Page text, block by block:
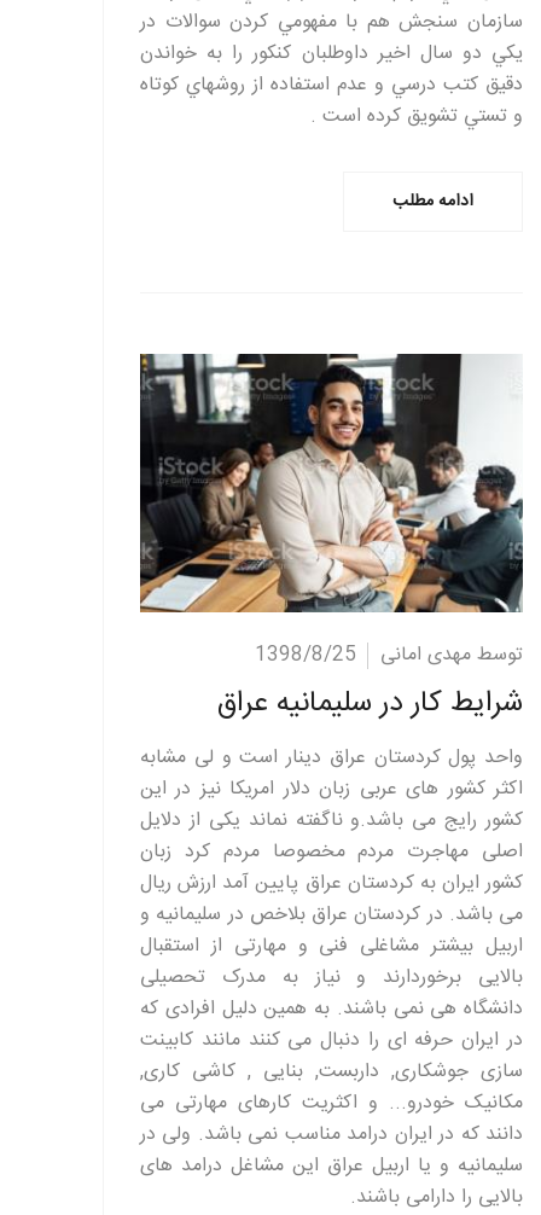
سازمان سنجش هم با مفهومي كردن سوالات در
يكي دو سال اخير داوطلبان كنكور را به خواندن
دقيق كتب درسي و عدم استفاده از روشهاي كوتاه
و تستي تشويق كرده است .
ادامه مطلب
ادامه مطلب توسط مهدی امانی 1398/8/25
شرایط کار در سلیمانیه عراق
واحد پول کردستان عراق دینار است و لی مشابه
اکثر کشور های عربی زبان دلار امریکا نیز در این
کشور رایج می باشد.و ناگفته نماند یکی از دلایل
اصلی مهاجرت مردم مخصوصا مردم کرد زبان
کشور ایران به کردستان عراق پایین آمد ارزش ریال
می باشد. در کردستان عراق بلاخص در سلیمانیه و
اربیل بیشتر مشاغلی فنی و مهارتی از استقبال
بالایی برخوردارند و نیاز به مدرک تحصیلی
دانشگاه هی نمی باشند. به همین دلیل افرادی که
در ایران حرفه ای را دنبال می کنند مانند کابینت
سازی جوشکاری, داربست, بنایی , کاشی کاری,
مکانیک خودرو... و اکثریت کارهای مهارتی می
دانند که در ایران درامد مناسب نمی باشد. ولی در
سلیمانیه و یا اربیل عراق این مشاغل درامد های
بالایی را دارامی باشند.